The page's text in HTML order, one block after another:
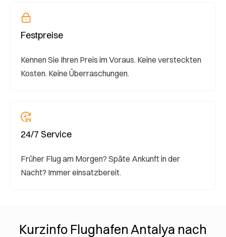
Festpreise
Kennen Sie Ihren Preis im Voraus. Keine versteckten
Kosten. Keine Überraschungen.
24/7 Service
Früher Flug am Morgen? Späte Ankunft in der
Nacht? Immer einsatzbereit.
Kurzinfo Flughafen Antalya nach